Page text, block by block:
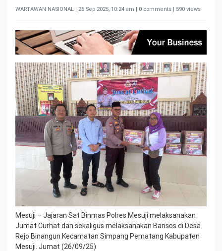
WARTAWAN NASIONAL | 26 Sep 2025, 10:24 am | 0 comments | 590 views
Mesuji – Jajaran Sat Binmas Polres Mesuji melaksanakan
Jumat Curhat dan sekaligus melaksanakan Bansos di Desa
Rejo Binangun Kecamatan Simpang Pematang Kabupaten
Mesuji. Jumat (26/09/25)